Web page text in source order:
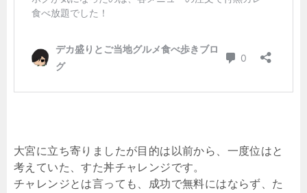
大宮に立ち寄りましたが目的は以前から、一度位はと
考えていた、すた丼チャレンジです。
チャレンジとは言っても、成功で無料にはならず、た